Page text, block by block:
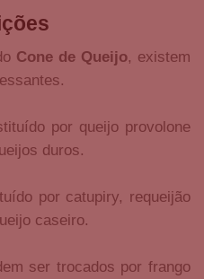
Cone de Queijo, existem
por queijo provolone
duros.
por catupiry, requeijão
caseiro.
ser trocados por frango